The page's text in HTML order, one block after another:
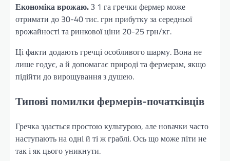
Економіка врожаю.З 1 га гречки фермер може
отримати до 30-40 тис. грн прибутку за середньої
врожайності та ринкової ціни 20-25 грн/кг.
Ці факти додають гречці особливого шарму. Вона не
лише годує, а й допомагає природі та фермерам, якщо
підійти до вирощування з душею.
Типові помилки фермерів-початківців
Гречка здається простою культурою, але новачки часто
наступають на одні й ті ж граблі. Ось що може піти не
так і як цього уникнути.